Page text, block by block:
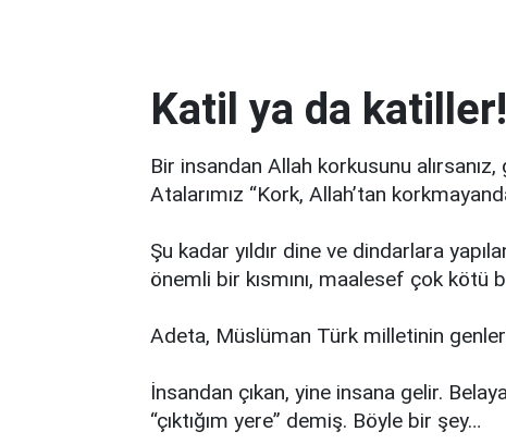
Katil ya da katiller!
Bir insandan Allah korkusunu
Atalarımız “Kork, Allah’tan
Şu kadar yıldır dine ve dindarlara
önemli bir kısmını, maalesef çok kötü
Adeta, Müslüman Türk milletinin
İnsandan çıkan, yine insana gelir.
“çıktığım yere” demiş. Böyle bir şey…